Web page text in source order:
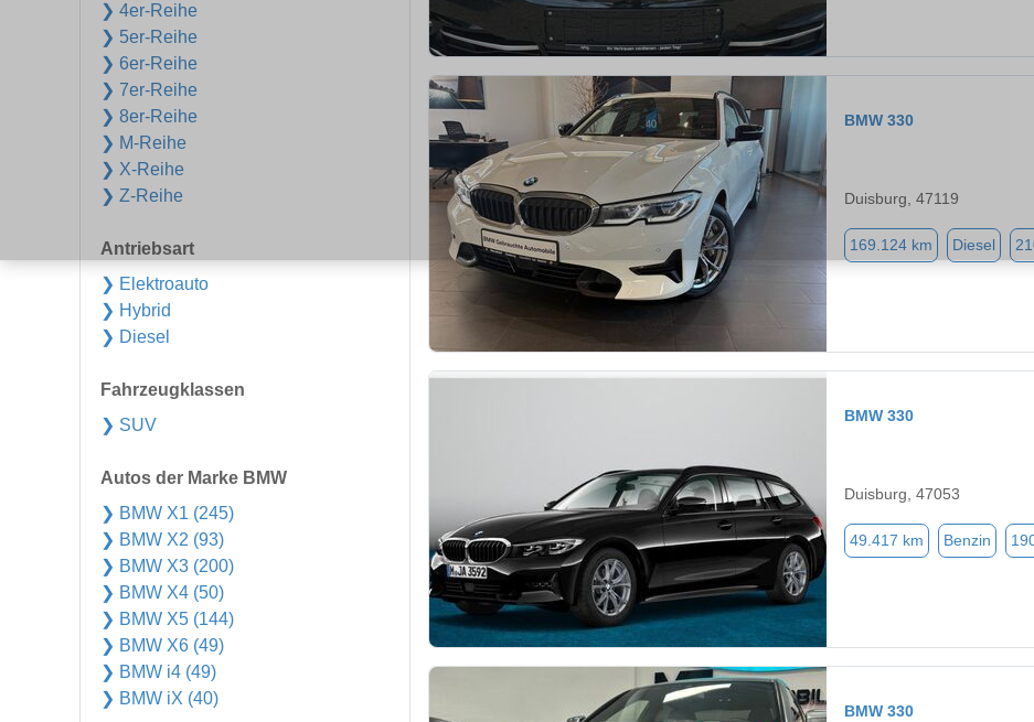
❯ 4er-Reihe
❯ 5er-Reihe
❯ 6er-Reihe
❯ 7er-Reihe
❯ 8er-Reihe
❯ M-Reihe
❯ X-Reihe
❯ Z-Reihe
Antriebsart
❯ Elektroauto
❯ Hybrid
❯ Diesel
Fahrzeugklassen
❯ SUV
Autos der Marke BMW
❯ BMW X1 (245)
❯ BMW X2 (93)
❯ BMW X3 (200)
❯ BMW X4 (50)
❯ BMW X5 (144)
❯ BMW X6 (49)
❯ BMW i4 (49)
❯ BMW iX (40)
BMW 330
Duisburg, 47119
169.124 km Diesel
BMW 330
Duisburg, 47053
49.417 km Benzin
BMW 330